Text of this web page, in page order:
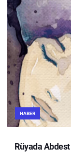
HABER
Rüyada